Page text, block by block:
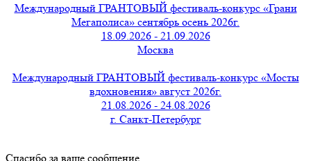
Международный ГРАНТОВЫЙ фестиваль-конкурс «Грани
Мегаполиса» сентябрь осень 2026г.
18.09.2026 - 21.09.2026
Москва
Международный ГРАНТОВЫЙ фестиваль-конкурс «Мосты
вдохновения» август 2026г.
21.08.2026 - 24.08.2026
г. Санкт-Петербург
Спасибо за ваше сообщение.